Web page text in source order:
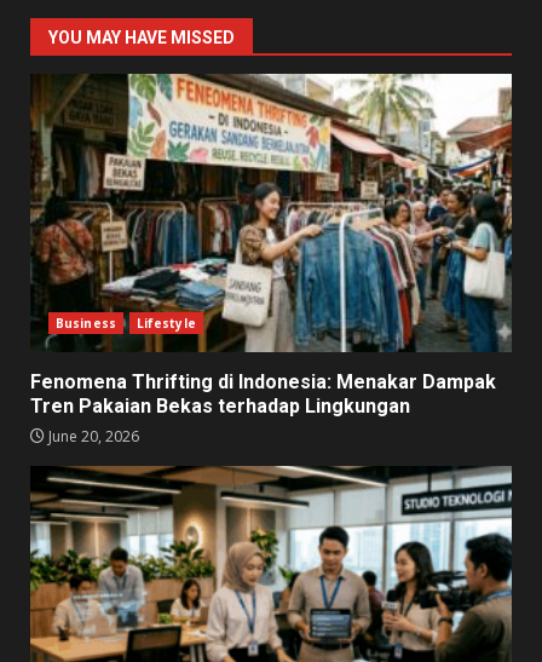
YOU MAY HAVE MISSED
Business Lifestyle
Fenomena Thrifting di Indonesia: Menakar Dampak
Tren Pakaian Bekas terhadap Lingkungan
June 20, 2026